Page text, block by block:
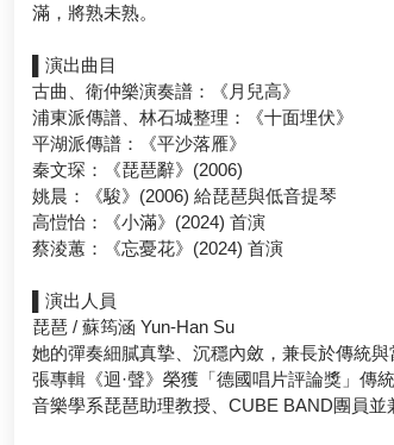
滿，將熟未熟。
▌演出曲目
古曲、衛仲樂演奏譜：《月兒高》
浦東派傳譜、林石城整理：《十面埋伏》
平湖派傳譜：《平沙落雁》
秦文琛：《琵琶辭》(2006)
姚晨：《駿》(2006) 給琵琶與低音提琴
高愷怡：《小滿》(2024) 首演
蔡淩蕙：《忘憂花》(2024) 首演
▌演出人員
琵琶 / 蘇筠涵 Yun-Han Su
她的彈奏細膩真摯、沉穩內斂，兼長於傳統
張專輯《迴·聲》榮獲「德國唱片評論獎」傳
音樂學系琵琶助理教授、CUBE BAND團員並